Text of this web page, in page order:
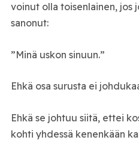
voinut olla toisenlainen, jos
sanonut:
”Minä uskon sinuun.”
Ehkä osa surusta ei
Ehkä se johtuu siitä, ettei
kohti yhdessä kenenkään